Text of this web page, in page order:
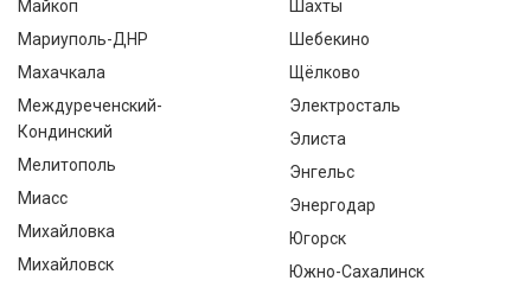
Майкоп
Мариуполь-ДНР
Махачкала
Междуреченский-
Кондинский
Мелитополь
Миасс
Михайловка
Михайловск
Шахты
Шебекино
Щёлково
Электросталь
Элиста
Энгельс
Энергодар
Югорск
Южно-Сахалинск